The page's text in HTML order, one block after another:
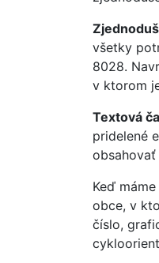
všetky
8028.
v ktorom
Textová
pridelené
Keď
obce, v
číslo,